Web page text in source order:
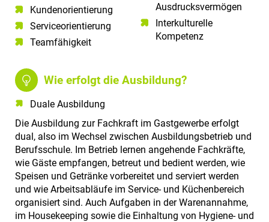
Kundenorientierung​
Serviceorientierung​
Teamfähigkeit​
Ausdrucksvermögen
Interkulturelle
Kompetenz
Wie erfolgt die Ausbildung?
Duale Ausbildung
Die Ausbildung zur Fachkraft im Gastgewerbe erfolgt
dual, also im Wechsel zwischen Ausbildungsbetrieb und
Berufsschule. Im Betrieb lernen angehende Fachkräfte,
wie Gäste empfangen, betreut und bedient werden, wie
Speisen und Getränke vorbereitet und serviert werden
und wie Arbeitsabläufe im Service- und Küchenbereich
organisiert sind. Auch Aufgaben in der Warenannahme,
im Housekeeping sowie die Einhaltung von Hygiene- und